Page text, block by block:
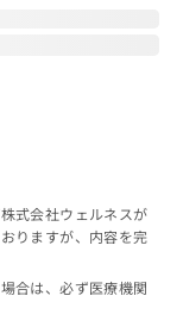
式会社ウェルネスが
りますが、内容を完
合は、必ず医療機関